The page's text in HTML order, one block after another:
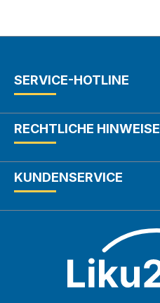
SERVICE-HOTLINE
RECHTLICHE HINWEISE
KUNDENSERVICE